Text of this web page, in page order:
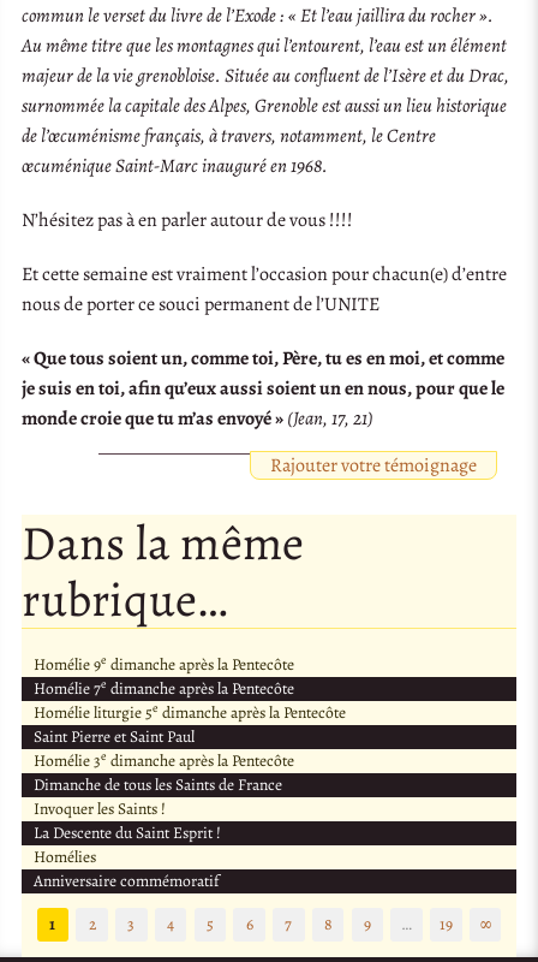
commun le verset du livre de l’Exode : « Et l’eau jaillira du rocher ».
Au même titre que les montagnes qui l’entourent, l’eau est un élément
majeur de la vie grenobloise. Située au confluent de l’Isère et du Drac,
surnommée la capitale des Alpes, Grenoble est aussi un lieu historique
de l’œcuménisme français, à travers, notamment, le Centre
œcuménique Saint-Marc inauguré en 1968.
N’hésitez pas à en parler autour de vous !!!!
Et cette semaine est vraiment l’occasion pour chacun(e) d’entre
nous de porter ce souci permanent de l’UNITE
« Que tous soient un, comme toi, Père, tu es en moi, et comme
je suis en toi, afin qu’eux aussi soient un en nous, pour que le
monde croie que tu m’as envoyé »(Jean, 17, 21)
Rajouter votre témoignage
Dans la même
rubrique…
Homélie 9e dimanche après la Pentecôte
Homélie 7e dimanche après la Pentecôte
Homélie liturgie 5e dimanche après la Pentecôte
Saint Pierre et Saint Paul
Homélie 3e dimanche après la Pentecôte
Dimanche de tous les Saints de France
Invoquer les Saints !
La Descente du Saint Esprit !
Homélies
Anniversaire commémoratif
1
2 3 4 5 6 7 8 9 … 19 ∞